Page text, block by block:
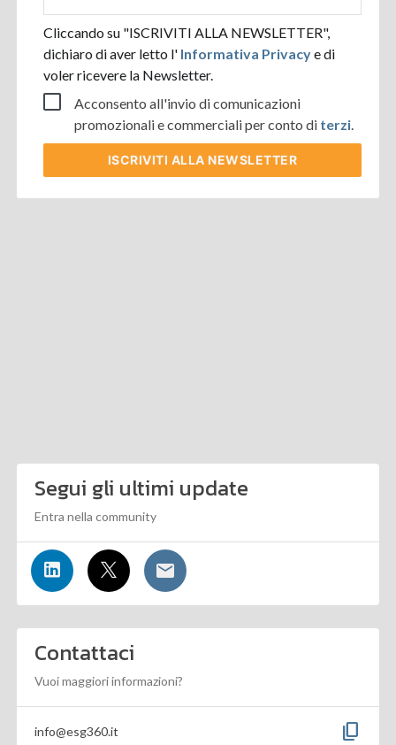
Cliccando su "ISCRIVITI ALLA NEWSLETTER",
dichiaro di aver letto l' Informativa Privacye di
voler ricevere la Newsletter.
Acconsento all'invio di comunicazioni
promozionali e commerciali per conto di terzi
ISCRIVITI ALLA NEWSLETTER
Segui gli ultimi update
Entra nella community
Contattaci
Vuoi maggiori informazioni?
info@esg360.it content_copy